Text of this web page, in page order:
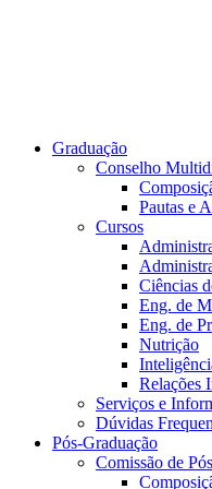
Graduação
Conselho
Pautas e
Cursos
Ciências
Eng. de
Eng. de
Nutrição
Relações
Serviços e
Dúvidas
Pós-Graduação
Comissão de